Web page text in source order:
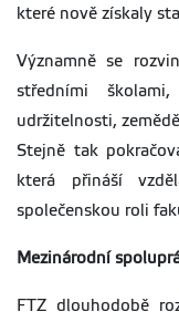
které nově získaly
Významně se
středními
udržitelnosti,
Stejně tak
která přináší
společenskou roli
Mezinárodní
FTZ dlouhodobě